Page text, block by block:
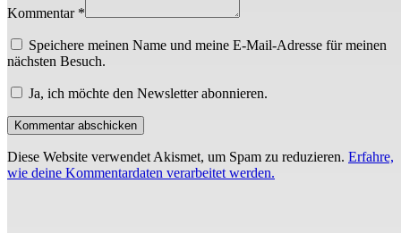
Kommentar *
Speichere meinen Name und meine E-Mail-Adresse für meinen
nächsten Besuch.
Ja, ich möchte den Newsletter abonnieren.
Diese Website verwendet Akismet, um Spam zu reduzieren. Erfahre,
wie deine Kommentardaten verarbeitet werden.